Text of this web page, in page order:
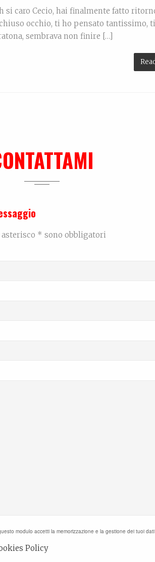
caro Cecio, hai finalmente fatto
occhio, ti ho pensato tantissimo,
sembrava non finire […]
* sono obbligatori
modulo accetti la memorizzazione e la gestione dei tuoi
Policy